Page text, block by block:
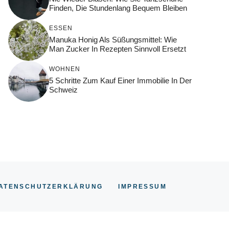
Finden, Die Stundenlang Bequem Bleiben
ESSEN
Manuka Honig Als Süßungsmittel: Wie
Man Zucker In Rezepten Sinnvoll Ersetzt
WOHNEN
5 Schritte Zum Kauf Einer Immobilie In Der
Schweiz
IMPRESSUM